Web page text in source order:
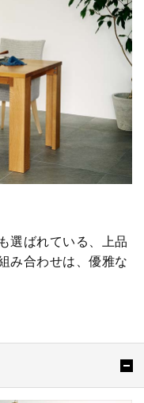
選ばれている、上品
み合わせは、優雅な